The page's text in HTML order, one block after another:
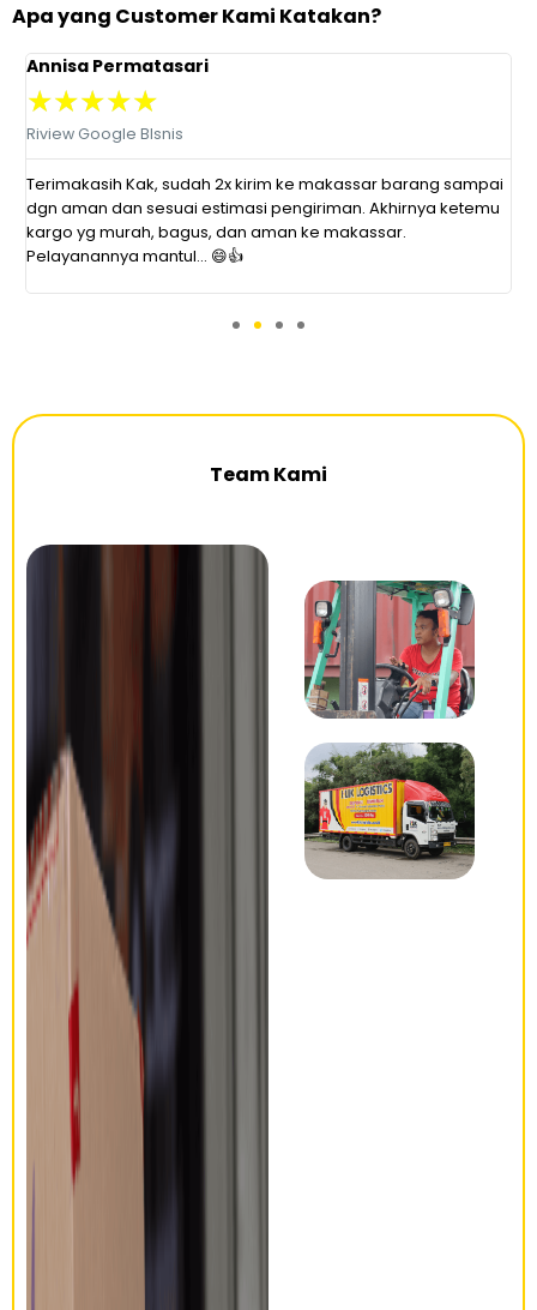
Apa yang Customer Kami Katakan?
Annisa Permatasari
★★★★★
Riview Google BIsnis
Terimakasih Kak, sudah 2x kirim ke makassar barang sampai
dgn aman dan sesuai estimasi pengiriman. Akhirnya ketemu
kargo yg murah, bagus, dan aman ke makassar.
Pelayanannya mantul... 😄👍
Team Kami